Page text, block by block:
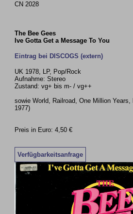
CN 2028
The Bee Gees
Ive Gotta Get a Message To You
Eintrag bei DISCOGS (extern)
UK 1978, LP, Pop/Rock
Aufnahme: Stereo
Zustand: vg+ bis m- / vg++
sowie World, Railroad, One Million
1977)
Preis in Euro: 4,50 €
Verfügbarkeitsanfrage